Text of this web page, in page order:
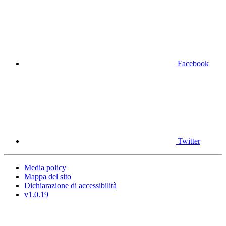
Facebook
Twitter
Media policy
Mappa del sito
Dichiarazione di accessibilità
v1.0.19